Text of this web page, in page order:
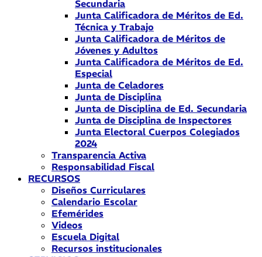
Secundaria
Junta Calificadora de Méritos de Ed.
Técnica y Trabajo
Junta Calificadora de Méritos de
Jóvenes y Adultos
Junta Calificadora de Méritos de Ed.
Especial
Junta de Celadores
Junta de Disciplina
Junta de Disciplina de Ed. Secundaria
Junta de Disciplina de Inspectores
Junta Electoral Cuerpos Colegiados
2024
Transparencia Activa
Responsabilidad Fiscal
RECURSOS
Diseños Curriculares
Calendario Escolar
Efemérides
Videos
Escuela Digital
Recursos institucionales